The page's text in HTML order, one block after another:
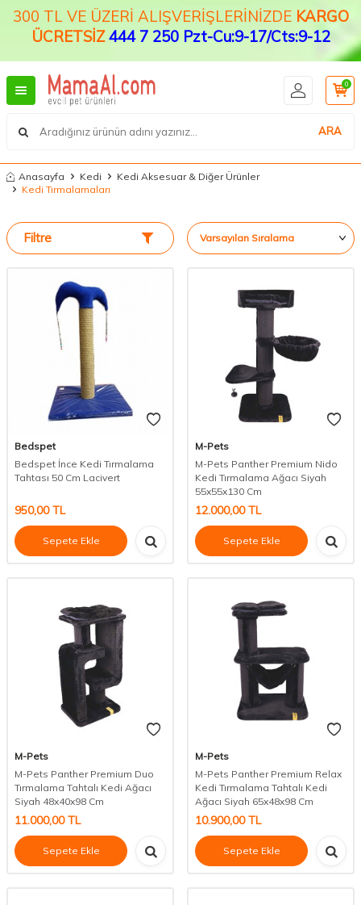
300 TL VE ÜZERİ ALIŞVERİŞLERİNİZDE KARGO
ÜCRETSİZ444 7 250 Pzt-Cu:9-17/Cts:9-12
ARA
0
Anasayfa Kedi
Kedi Aksesuar & Diğer Ürünler
Kedi Tırmalamaları
Filtre
Bedspet
Bedspet İnce Kedi Tırmalama
Tahtası 50 Cm Lacivert
950,00TL
Sepete Ekle
M-Pets
M-Pets Panther Premium Nido
Kedi Tırmalama Ağacı Siyah
55x55x130 Cm
12.000,00TL
Sepete Ekle
M-Pets
M-Pets Panther Premium Duo
Tırmalama Tahtalı Kedi Ağacı
Siyah 48x40x98 Cm
11.000,00TL
Sepete Ekle
M-Pets
M-Pets Panther Premium Relax
Kedi Tırmalama Tahtalı Kedi
Ağacı Siyah 65x48x98 Cm
10.900,00TL
Sepete Ekle